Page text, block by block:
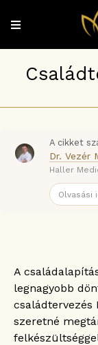
A cikket
Dr. Vezér
Haller
Olvasási
A
legnagyobb
családtervezés
szeretné